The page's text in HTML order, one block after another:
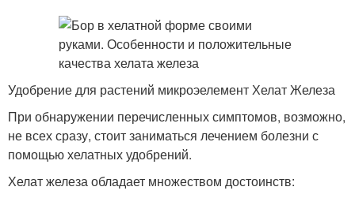
Удобрение для растений микроэелемент Хелат Железа
При обнаружении перечисленных симптомов, возможно,
не всех сразу, стоит заниматься лечением болезни с
помощью хелатных удобрений.
Хелат железа обладает множеством достоинств: